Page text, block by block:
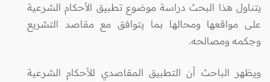
يتناول هذا البحث دراسة موضوع تطبيق الأحكام الشرعية
على مواقعها ومحالها بما يتوافق مع مقاصد التشريع
وحِكمه ومصالحه.
ويظهر الباحث أن التطبيق المقاصدي للأحكام الشرعية